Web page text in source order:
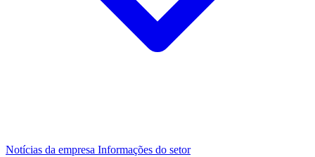
Notícias da empresa Informações do setor